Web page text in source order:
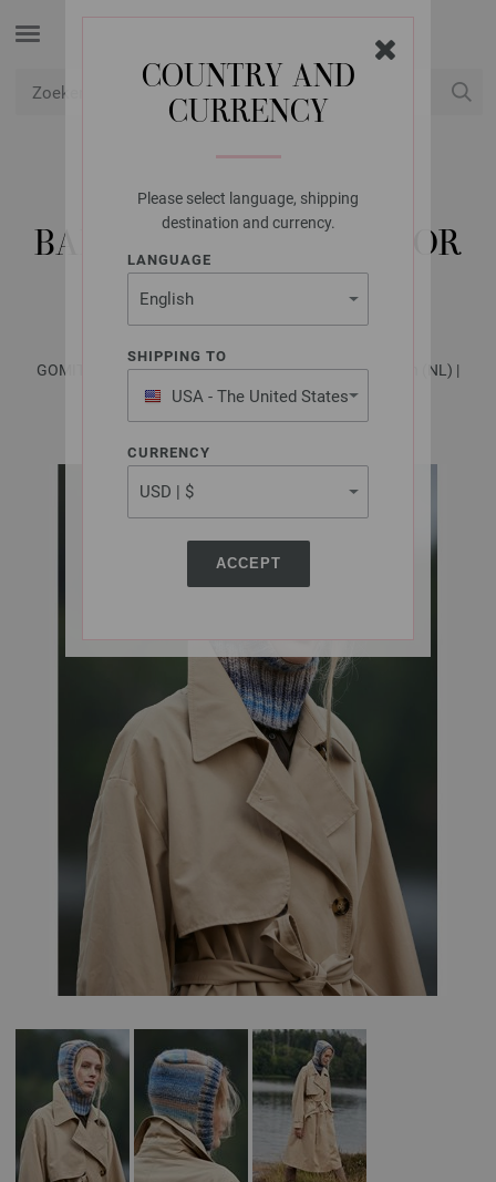
COUNTRY AND
CURRENCY
Please select language, shipping
destination and currency.
LANGUAGE
SHIPPING TO
USA - The United States
of America
CURRENCY
ACCEPT
LANA GROSSA
BALACLAVA COLORS FOR
YOU
GOMITOLO No. 10 - Tijdschrift (DE) + Breibeschrijvingen (NL) |
Model 19